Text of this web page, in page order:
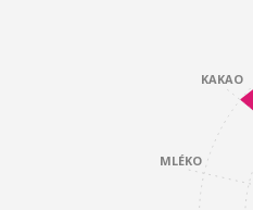
MLÉKO
KAKAO